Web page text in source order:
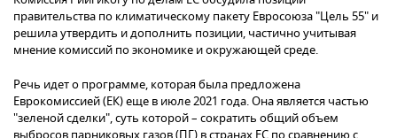
правительства по климатическому пакету Евросоюза "Цель 55" и
решила утвердить и дополнить позиции, частично учитывая
мнение комиссий по экономике и окружающей среде.
Речь идет о программе, которая была предложена
Еврокомиссией (ЕК) еще в июле 2021 года. Она является частью
"зеленой сделки", суть которой – сократить общий объем